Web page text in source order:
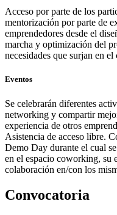
Acceso por parte de los
mentorización por parte de
emprendedores desde el
marcha y optimización del
necesidades que surjan en el
Eventos
Se celebrarán diferentes
networking y compartir
experiencia de otros
Asistencia de acceso libre.
Demo Day durante el cual
en el espacio coworking, su
colaboración en/con los
Convocatoria